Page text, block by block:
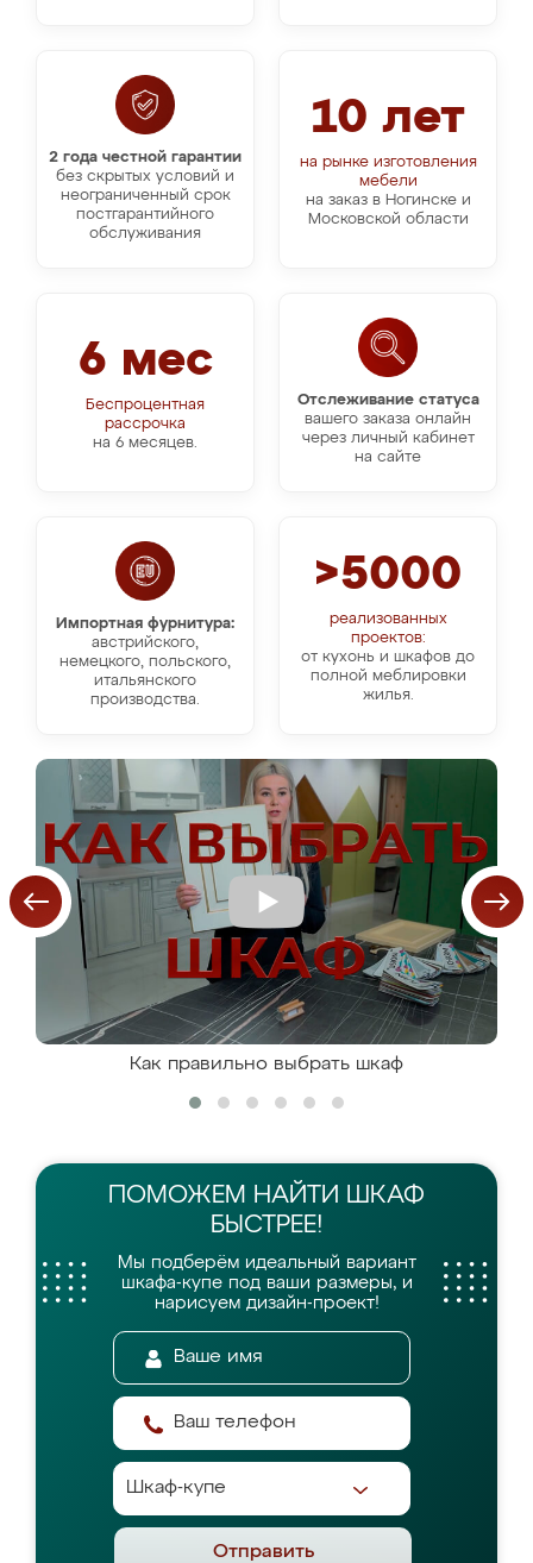
10 лет
на рынке изготовления
мебели
на заказ в Ногинске и
Московской области
2 года честной гарантии
без скрытых условий и
неограниченный срок
постгарантийного
обслуживания
Отслеживание статуса
вашего заказа онлайн
через личный кабинет
на сайте
6 мес
Беспроцентная
рассрочка
на 6 месяцев.
Импортная фурнитура:
австрийского,
немецкого, польского,
итальянского
производства.
>5000
реализованных
проектов:
от кухонь и шкафов до
полной меблировки
жилья.
Как правильно выбрать шкаф
ПОМОЖЕМ НАЙТИ ШКАФ
БЫСТРЕЕ!
Мы подберём идеальный вариант
шкафа-купе под ваши размеры, и
нарисуем дизайн-проект!
Отправить